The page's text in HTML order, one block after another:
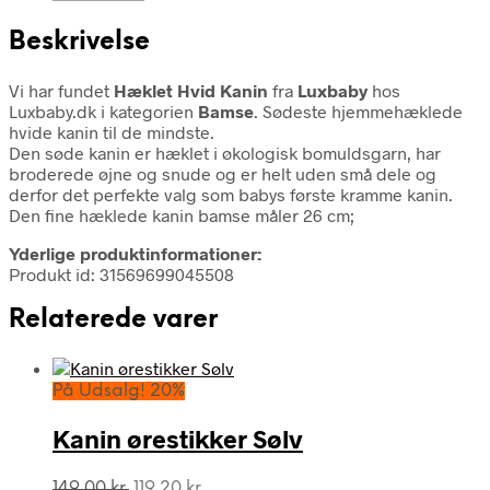
Beskrivelse
Vi har fundet Hæklet Hvid Kanin fra Luxbabyhos
Luxbaby.dk i kategorien Bamse. Sødeste hjemmehæklede
hvide kanin til de mindste.
Den søde kanin er hæklet i økologisk bomuldsgarn, har
broderede øjne og snude og er helt uden små dele og
derfor det perfekte valg som babys første kramme kanin.
Den fine hæklede kanin bamse måler 26 cm;
Yderlige produktinformationer:
Produkt id: 31569699045508
Relaterede varer
På Udsalg! 20%
Kanin ørestikker Sølv
Den